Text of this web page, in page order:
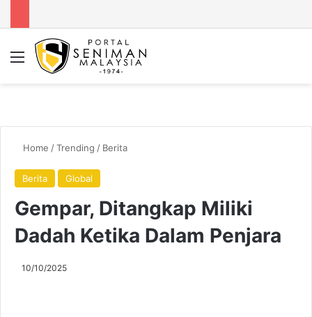
Menu
Home /Trending / Berita
Berita Global
Gempar, Ditangkap Miliki
Dadah Ketika Dalam Penjara
10/10/2025